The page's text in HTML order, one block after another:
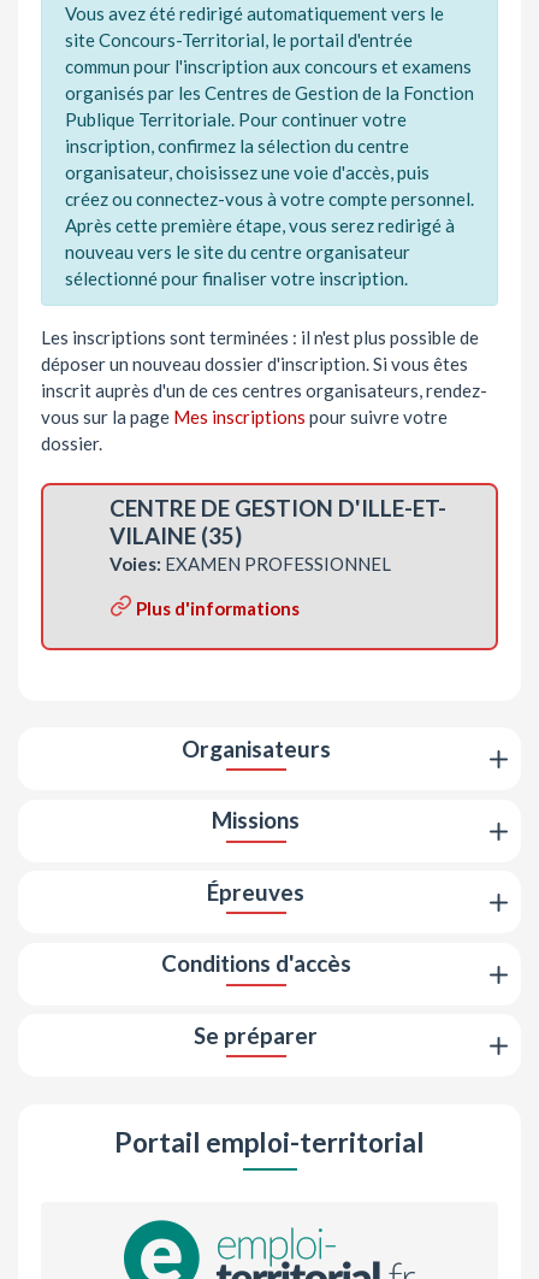
Vous avez été redirigé automatiquement vers le
site Concours-Territorial, le portail d'entrée
commun pour l'inscription aux concours et examens
organisés par les Centres de Gestion de la Fonction
Publique Territoriale. Pour continuer votre
inscription, confirmez la sélection du centre
organisateur, choisissez une voie d'accès, puis
créez ou connectez-vous à votre compte personnel.
Après cette première étape, vous serez redirigé à
nouveau vers le site du centre organisateur
sélectionné pour finaliser votre inscription.
Les inscriptions sont terminées : il n'est plus possible de
déposer un nouveau dossier d'inscription. Si vous êtes
inscrit auprès d'un de ces centres organisateurs, rendez-
vous sur la page Mes inscriptions pour suivre votre
dossier.
CENTRE DE GESTION D'ILLE-ET-
VILAINE (35)
Voies: EXAMEN PROFESSIONNEL
Plus d'informations
Organisateurs
Missions
Épreuves
Conditions d'accès
Se préparer
Portail emploi-territorial